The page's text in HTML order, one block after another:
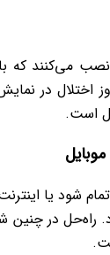
می‌کنند که
اختلال در
است.
شود یا
در چنین